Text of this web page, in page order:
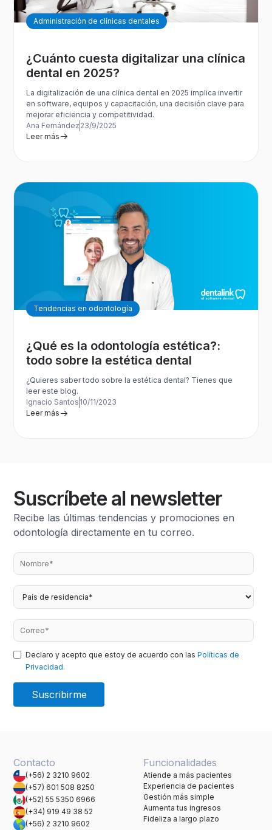
Administración de clínicas dentales
¿Cuánto cuesta digitalizar una clínica
dental en 2025?
La digitalización de una clínica dental en 2025 implica invertir
en software, equipos y capacitación, una decisión clave para
mejorar eficiencia y competitividad.
Ana Fernández 23/9/2025
Leer más
Tendencias en odontología
¿Qué es la odontología estética?:
todo sobre la estética dental
¿Quieres saber todo sobre la estética dental? Tienes que
leer este blog.
Ignacio Santos 10/11/2023
Leer más
Suscríbete al newsletter
Recibe las últimas tendencias y promociones en
odontología directamente en tu correo.
Declaro y acepto que estoy de acuerdo con lasPolíticas de
Privacidad.
Contacto
(+56) 2 3210 9602
(+57) 601 508 8250
(+52) 55 5350 6966
(+34) 919 49 38 52
(+56) 2 3210 9602
Funcionalidades
Atiende a más pacientes
Experiencia de pacientes
Gestión más simple
Aumenta tus ingresos
Fideliza a largo plazo